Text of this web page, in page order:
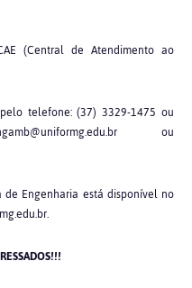
(Central de Atendimento ao
telefone: (37) 3329-1475 ou
ou
Engenharia está disponível no